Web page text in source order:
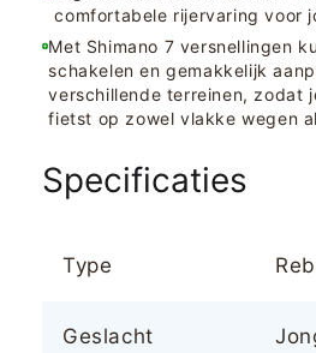
comfortabele rijervaring voor
Met Shimano 7 versnellingen
schakelen en gemakkelijk
verschillende terreinen, zodat
fietst op zowel vlakke wegen
Specificaties
Type
Geslacht